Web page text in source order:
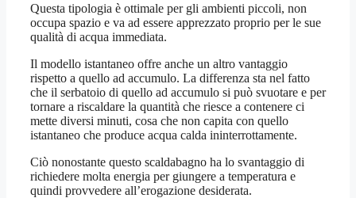
Questa tipologia è ottimale per gli ambienti piccoli, non
occupa spazio e va ad essere apprezzato proprio per le sue
qualità di acqua immediata.
Il modello istantaneo offre anche un altro vantaggio
rispetto a quello ad accumulo. La differenza sta nel fatto
che il serbatoio di quello ad accumulo si può svuotare e per
tornare a riscaldare la quantità che riesce a contenere ci
mette diversi minuti, cosa che non capita con quello
istantaneo che produce acqua calda ininterrottamente.
Ciò nonostante questo scaldabagno ha lo svantaggio di
richiedere molta energia per giungere a temperatura e
quindi provvedere all’erogazione desiderata.